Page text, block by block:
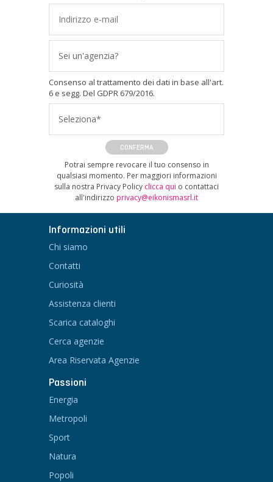
Sei un'agenzia?
Consenso al trattamento dei dati in base all'art.
6 e segg. Del GDPR 679/2016.
Seleziona*
CONFERMA
Potrai sempre revocare il tuo consenso in
qualsiasi momento. Per maggiori informazioni
sulla nostra Privacy Policy clicca qui o contattaci
all'indirizzo privacy@eikonismasrl.it
Informazioni utili
Chi siamo
Contatti
Curiosità
Assistenza clienti
Scarica cataloghi
Cerca agenzie
Area Riservata Agenzie
Passioni
Energia
Metropoli
Sport
Natura
Popoli